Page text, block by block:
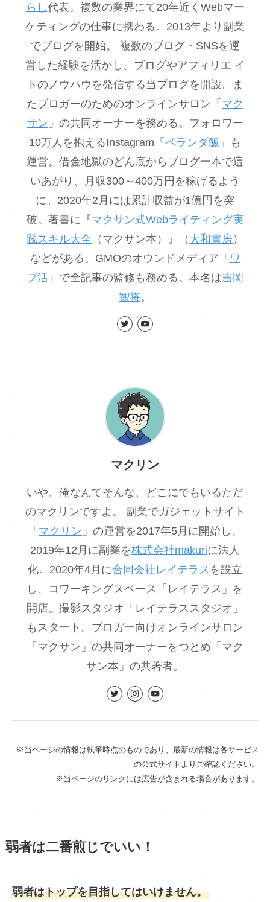
らし代表。複数の業界にて20年近くWebマー
ケティングの仕事に携わる。2013年より副業
でブログを開始。 複数のブログ・SNSを運
営した経験を活かし、ブログやアフィリエ イ
トのノウハウを発信する当ブログを開設。ま
たブロガーのためのオンラインサロン「 マク
サン 」の共同オーナーを務める。フォロワー
10万人を抱えるInstagram「 ベランダ飯 」も
運営。借金地獄のどん底からブログ一本で這
いあがり、月収300～400万円を稼げるよう
に。2020年2月には累計収益が1億円を突
破。著書に『マクサン式Webライティング実
践スキル大全 （マクサン本）』（ 大和書房）
などがある。GMOのオウンドメディア「 ワ
プ活 」で全記事の監修も務める。本名は吉岡
智将。
マクリン
いや、俺なんてそんな、どこにでもいるただ
のマクリンですよ。 副業でガジェットサイト
「 マクリン 」の運営を2017年5月に開始し、
2019年12月に副業を株式会社makuriに法人
化。2020年4月に合同会社レイテラス を設立
し、コワーキングスペース「レイテラス」を
開店。撮影スタジオ「レイテラススタジオ」
もスタート。ブロガー向けオンラインサロン
「マクサン」の共同オーナーをつとめ「マク
サン本」の共著者。
※当ページの情報は執筆時点のものであり、最新の情報は各サービス
の公式サイトよりご確認ください。
※当ページのリンクには広告が含まれる場合があります。
弱者は二番煎じでいい！
弱者はトップを目指してはいけません。